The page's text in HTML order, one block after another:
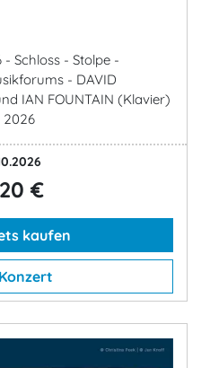
Schloss - Stolpe -
- DAVID
IAN FOUNTAIN (Klavier)
2026
20 €
kaufen